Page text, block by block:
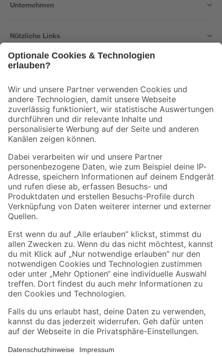
Unternehmen
Nützliche Links
Der toom Newsletter: Keine Angebote und Aktionen mehr verpassen!
Zur Newsletter Anmeldung
Folge uns
Zahlungsarten Versandarten
Sicher einkaufen
Jetzt die toom-App herunterladen
Alle Preisangaben in EUR inkl. gesetzl. MwSt.. Die dargestellten Angebote sind unter
Umständen nicht in allen Märkten verfügbar. Die angegebenen Verfügbarkeiten beziehen
Produkte nur solange der Vorrat reicht.
*Paketversand ab 59 € versandkostenfrei, gilt nicht für Artikel mit Speditionsversand, hier